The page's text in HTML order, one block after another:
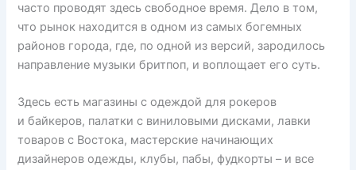
часто проводят здесь свободное время. Дело в том,
что рынок находится в одном из самых богемных
районов города, где, по одной из версий, зародилось
направление музыки бритпоп, и воплощает его суть.
Здесь есть магазины с одеждой для рокеров
и байкеров, палатки с виниловыми дисками, лавки
товаров с Востока, мастерские начинающих
дизайнеров одежды, клубы, пабы, фудкорты – и все